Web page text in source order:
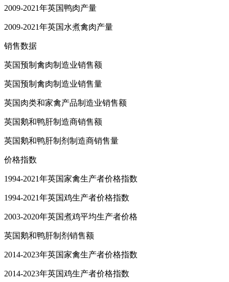
2009-2021年英国鸭肉产量
2009-2021年英国水煮禽肉产量
销售数据
英国预制禽肉制造业销售额
英国预制禽肉制造业销售量
英国肉类和家禽产品制造业销售额
英国鹅和鸭肝制造商销售额
英国鹅和鸭肝制剂制造商销售量
价格指数
1994-2021年英国家禽生产者价格指数
1994-2021年英国鸡生产者价格指数
2003-2020年英国煮鸡平均生产者价格
英国鹅和鸭肝制剂销售额
2014-2023年英国家禽生产者价格指数
2014-2023年英国鸡生产者价格指数